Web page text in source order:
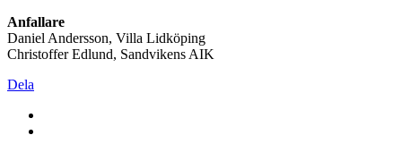
Anfallare
Daniel Andersson, Villa Lidköping
Christoffer Edlund, Sandvikens AIK
Dela